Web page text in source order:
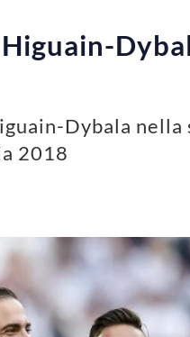
Dybala
2018